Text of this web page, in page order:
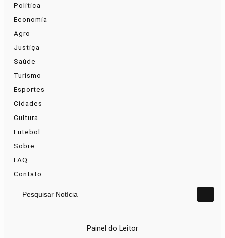
Política
Economia
Agro
Justiça
Saúde
Turismo
Esportes
Cidades
Cultura
Futebol
Sobre
FAQ
Contato
Pesquisar Notícia
Painel do Leitor